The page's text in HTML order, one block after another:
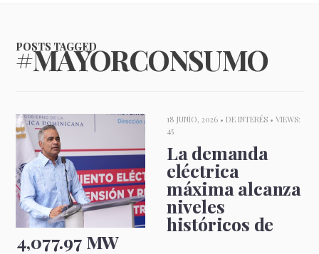
POSTS TAGGED
#MAYORCONSUMO
18 JUNIO, 2026 • DE INTERÉS• VIEWS:
45
La demanda
eléctrica
máxima alcanza
niveles
históricos de
4,077.97 MW